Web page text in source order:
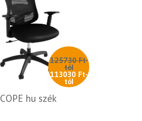
125730 Ft-
tól
113030 Ft-
tól
COPE hu szék